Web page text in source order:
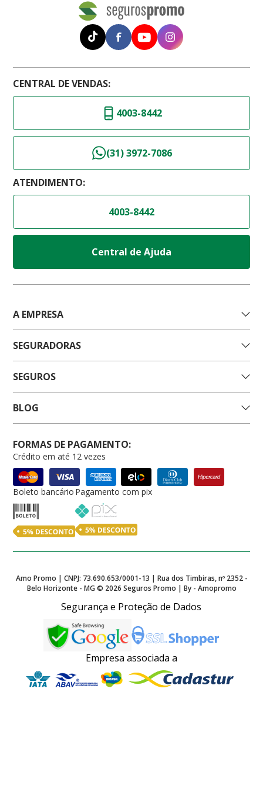
CENTRAL DE VENDAS:
4003-8442
(31) 3972-7086
ATENDIMENTO:
4003-8442
Central de Ajuda
A EMPRESA
SEGURADORAS
SEGUROS
BLOG
FORMAS DE PAGAMENTO:
Crédito em até 12 vezes
Boleto bancário Pagamento com pix
Amo Promo | CNPJ: 73.690.653/0001-13 | Rua dos Timbiras, nº 2352 -
Belo Horizonte - MG © 2026 Seguros Promo | By - Amopromo
Segurança e Proteção de Dados
Empresa associada a